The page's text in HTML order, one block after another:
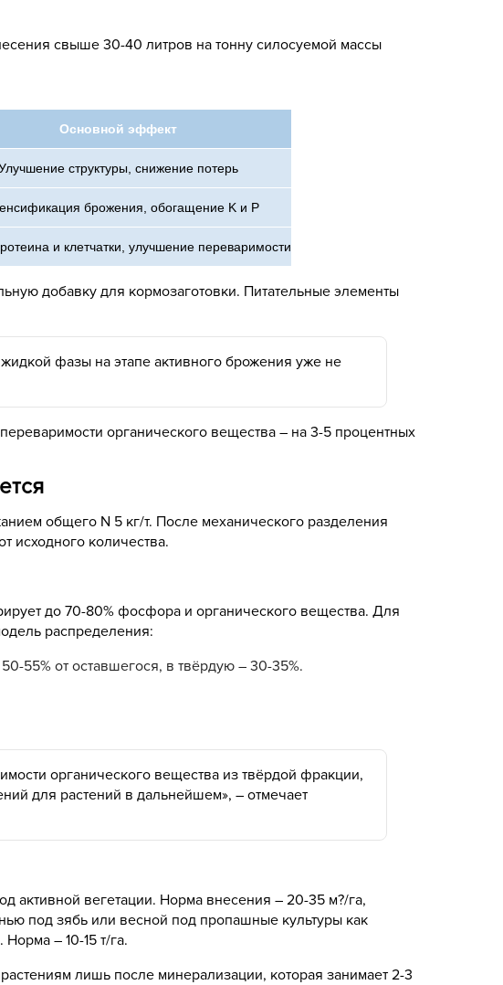
свыше 30-40 литров на тонну силосуемой массы
Основной эффект
структуры, снижение потерь
брожения, обогащение K и P
и клетчатки, улучшение переваримости
добавку для кормозаготовки. Питательные элементы
фазы на этапе активного брожения уже не
органического вещества – на 3-5 процентных
общего N 5 кг/т. После механического разделения
исходного количества.
до 70-80% фосфора и органического вещества. Для
распределения:
55% от оставшегося, в твёрдую – 30-35%.
органического вещества из твёрдой фракции,
для растений в дальнейшем», – отмечает
активной вегетации. Норма внесения – 20-35 м?/га,
под зябь или весной под пропашные культуры как
– 10-15 т/га.
лишь после минерализации, которая занимает 2-3